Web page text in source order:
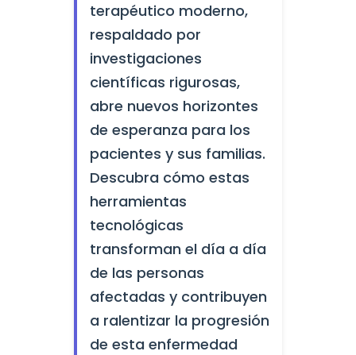
terapéutico moderno,
respaldado por
investigaciones
científicas rigurosas,
abre nuevos horizontes
de esperanza para los
pacientes y sus familias.
Descubra cómo estas
herramientas
tecnológicas
transforman el día a día
de las personas
afectadas y contribuyen
a ralentizar la progresión
de esta enfermedad